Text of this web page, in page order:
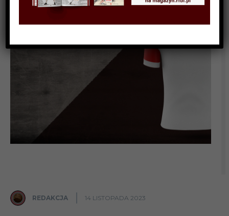
REDAKCJA 14 LISTOPADA 2023